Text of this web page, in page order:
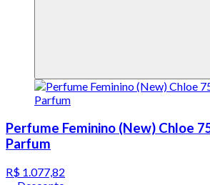
Perfume Feminino (New) Chloe
Parfum
R$ 1.077,82